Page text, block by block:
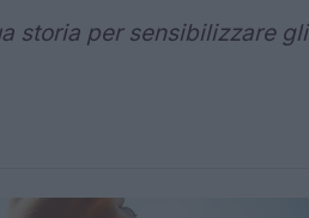
storia per sensibilizzare gli